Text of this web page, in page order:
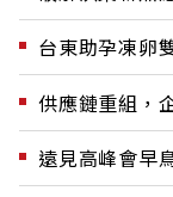
台東助孕凍卵
供應鏈重組，
遠見高峰會早